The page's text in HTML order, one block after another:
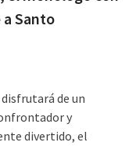
a Santo
de un
y
divertido, el